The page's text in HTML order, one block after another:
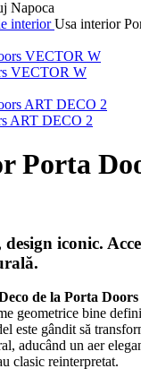
interiorUsa interior
VECTOR W
ART DECO 2
Porta
design iconic.
de la Porta Doors
geometrice bine
este gândit să
aducând un aer
clasic reinterpretat.